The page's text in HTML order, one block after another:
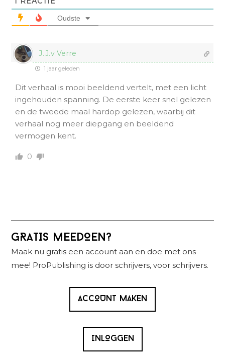
Oudste
J.J.v.Verre
1 jaar geleden
Dit verhaal is mooi beeldend vertelt, met een licht
ingehouden spanning. De eerste keer snel gelezen
en de tweede maal hardop gelezen, waarbij dit
verhaal nog meer diepgang en beeldend
vermogen kent.
0
Primaire
Sidebar
GRATIS MEEDOEN?
Maak nu gratis een account aan en doe met ons
mee! ProPublishing is door schrijvers, voor schrijvers.
ACCOUNT MAKEN
INLOGGEN